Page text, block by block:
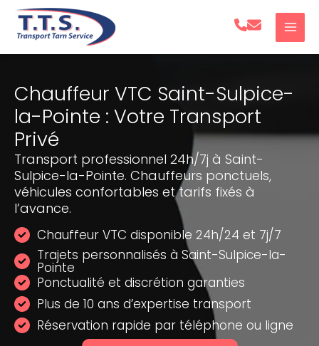
Aller
Chauffeur VTC Saint-Sulpice-
la-Pointe : Votre Transport
Privé
Transport professionnel 24h/7j à Saint-
Sulpice-la-Pointe. Chauffeurs ponctuels,
véhicules confortables et tarifs fixés à
l’avance.
Chauffeur VTC disponible 24h/24 et 7j/7
Trajets personnalisés à Saint-Sulpice-la-
Pointe
Ponctualité et discrétion garanties
Plus de 10 ans d’expertise transport
Réservation rapide par téléphone ou ligne